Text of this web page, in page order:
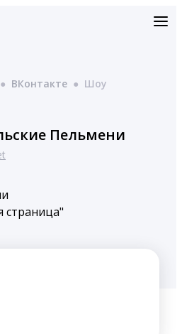
● ВКонтакте ● Шоу
Пельмени
страница"